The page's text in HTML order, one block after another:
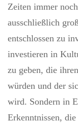
Zeiten immer
ausschließlich
entschlossen zu
investieren in
zu geben, die
würden und der
wird. Sondern in
Erkenntnissen,